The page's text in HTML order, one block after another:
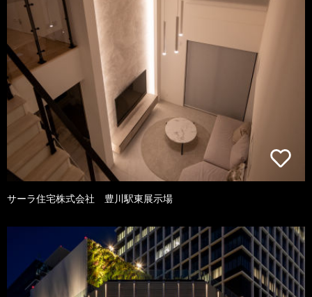
サーラ住宅株式会社 豊川駅東展示場